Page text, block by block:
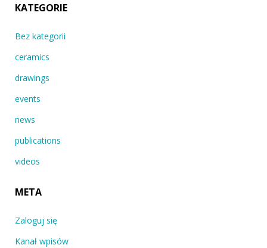
KATEGORIE
Bez kategorii
ceramics
drawings
events
news
publications
videos
META
Zaloguj się
Kanał wpisów